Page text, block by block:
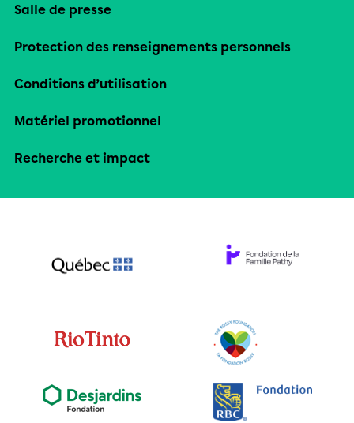
Salle de presse
Protection des renseignements personnels
Conditions d’utilisation
Matériel promotionnel
Recherche et impact